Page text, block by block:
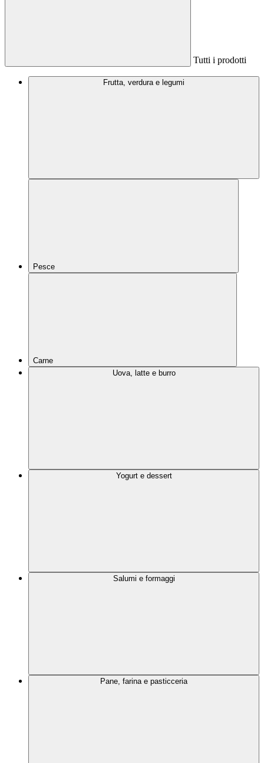
Tutti i prodotti
Frutta, verdura e legumi
Pesce
Carne
Uova, latte e burro
Yogurt e dessert
Salumi e formaggi
Pane, farina e pasticceria